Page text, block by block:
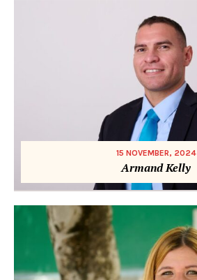
15 NOVEMBER, 2024
Armand Kelly